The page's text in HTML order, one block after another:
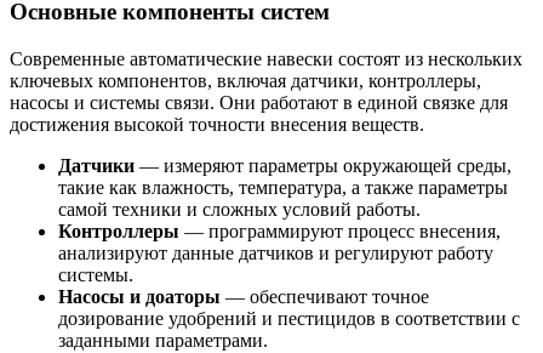
Основные компоненты систем
Современные автоматические навески состоят из нескольких
ключевых компонентов, включая датчики, контроллеры,
насосы и системы связи. Они работают в единой связке для
достижения высокой точности внесения веществ.
Датчики — измеряют параметры окружающей среды,
такие как влажность, температура, а также параметры
самой техники и сложных условий работы.
Контроллеры — программируют процесс внесения,
анализируют данные датчиков и регулируют работу
системы.
Насосы и доаторы — обеспечивают точное
дозирование удобрений и пестицидов в соответствии с
заданными параметрами.